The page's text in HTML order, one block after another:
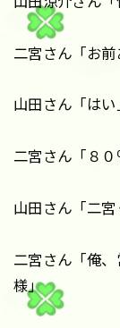
二宮さん「お前
山田さん「はい
二宮さん「８０
山田さん「二宮
二宮さん「俺
様」